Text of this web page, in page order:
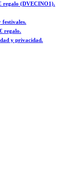
regalo (DVECINO1).
festivales.
regalo.
y privacidad.